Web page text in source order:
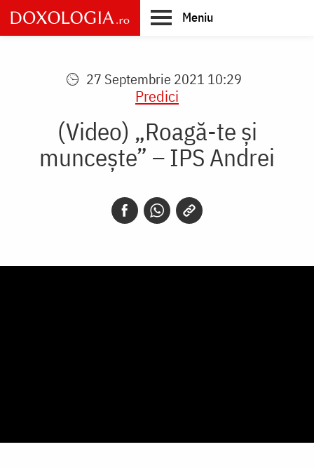
Skip
to
main
Meniu
27 Septembrie 2021 10:29
Predici
(Video) „Roagă-te și
muncește” – IPS Andrei